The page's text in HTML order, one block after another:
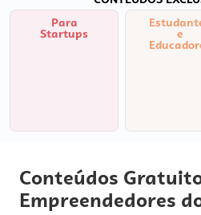
Para
Startups e
Conteúdos
Empreendedores